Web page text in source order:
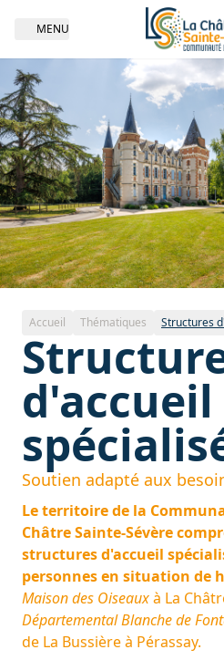
Thématique | Structures
Open navigation
MENU
Accueil Thématiques Structures
d'accueil
Soutien adapté aux
Le territoire de la
Châtre Sainte-Sévère
structures d'accueil
personnes en situation de
Maison des Oiseauxà La
Départemental Blanche de
de La Bussière à Pérassay.